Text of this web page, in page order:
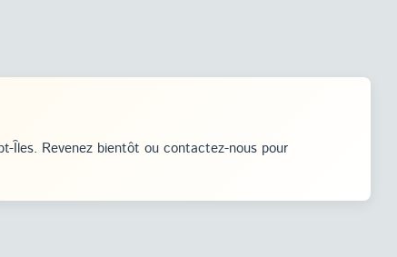
Îles. Revenez bientôt ou contactez-nous pour